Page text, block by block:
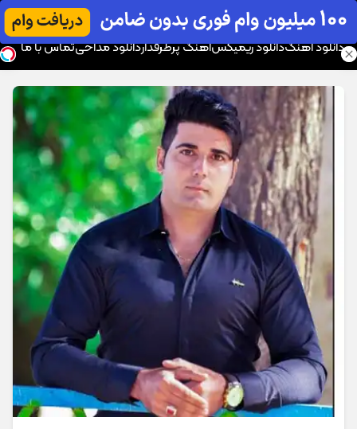
موزیک تار
دانلود آهنگدانلود ریمیکسآهنگ پرطرفداردانلود مداحیتماس با ما